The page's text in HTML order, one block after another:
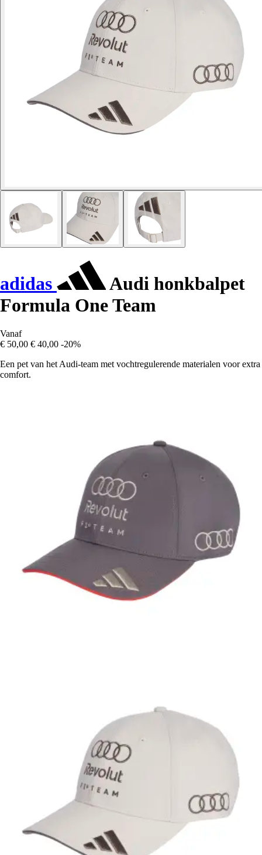
adidas
Audi honkbalpet
Formula One Team
Vanaf
€ 50,00 € 40,00 -20%
Een pet van het Audi-team met vochtregulerende materialen voor extra
comfort.